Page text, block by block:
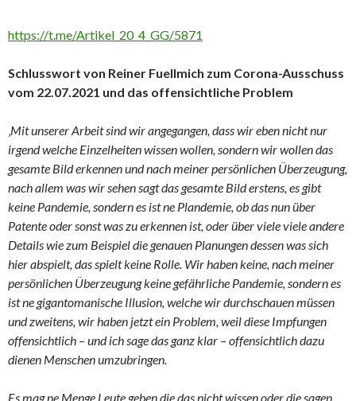
https://t.me/Artikel_20_4_GG/5871
Schlusswort von Reiner Fuellmich zum Corona-Ausschuss
vom 22.07.2021 und das offensichtliche Problem
‚Mit unserer Arbeit sind wir angegangen, dass wir eben nicht nur
irgend welche Einzelheiten wissen wollen, sondern wir wollen das
gesamte Bild erkennen und nach meiner persönlichen Überzeugung,
nach allem was wir sehen sagt das gesamte Bild erstens, es gibt
keine Pandemie, sondern es ist ne Plandemie, ob das nun über
Patente oder sonst was zu erkennen ist, oder über viele viele andere
Details wie zum Beispiel die genauen Planungen dessen was sich
hier abspielt, das spielt keine Rolle. Wir haben keine, nach meiner
persönlichen Überzeugung keine gefährliche Pandemie, sondern es
ist ne gigantomanische Illusion, welche wir durchschauen müssen
und zweitens, wir haben jetzt ein Problem, weil diese Impfungen
offensichtlich – und ich sage das ganz klar – offensichtlich dazu
dienen Menschen umzubringen.
Es mag ne Menge Leute geben die das nicht wissen oder die sagen